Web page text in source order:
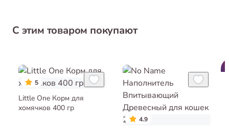
С этим товаром покупают
5
Little One Корм для
хомячков 400 гр
4.9